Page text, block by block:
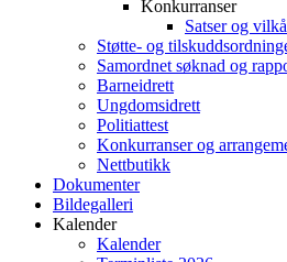
Konkurranser
Satser og
Støtte- og
Samordnet søknad og
Barneidrett
Ungdomsidrett
Politiattest
Konkurranser og
Nettbutikk
Dokumenter
Bildegalleri
Kalender
Kalender